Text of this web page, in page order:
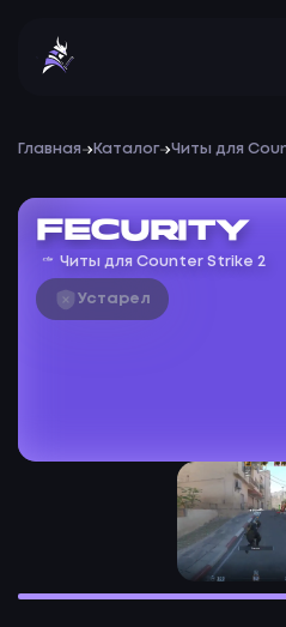
Главная Каталог Читы для
FECURITY
Читы для Counter Strike 2
Устарел